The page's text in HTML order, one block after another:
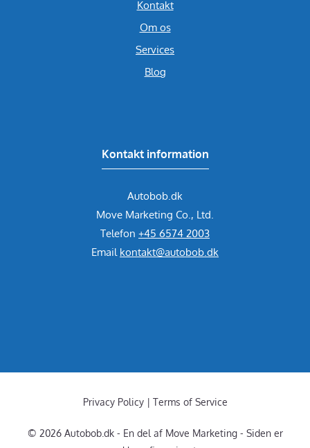
Kontakt
Om os
Services
Blog
Kontakt information
Autobob.dk
Move Marketing Co., Ltd.
Telefon +45 6574 2003
Email kontakt@autobob.dk
Privacy Policy | Terms of Service
© 2026 Autobob.dk - En del af Move Marketing - Siden er